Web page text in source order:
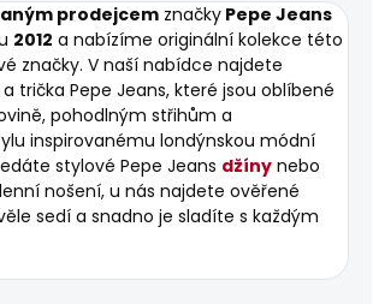
prodejcem značky Pepe Jeans
2012 a nabízíme originální kolekce této
značky. V naší nabídce najdete
trička Pepe Jeans, které jsou oblíbené
pohodlným střihům a
inspirovanému londýnskou módní
stylové Pepe Jeans džíny nebo
nošení, u nás najdete ověřené
sedí a snadno je sladíte s každým